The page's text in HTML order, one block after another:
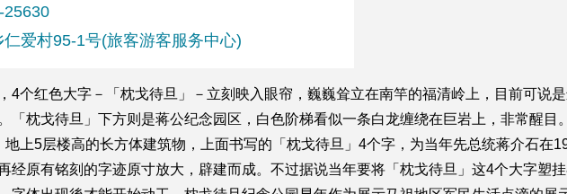
25630
爱村95-1号(旅客游客服务中心)
4个红色大字－「枕戈待旦」－立刻映入眼帘，巍巍耸立在南竿的福清岭上，目前可说
「枕戈待旦」下方则是蒋公纪念园区，白色阶梯看似一条白龙缠绕在巨岩上，非常醒
地上5层楼高的长方体建筑物，上面书写的「枕戈待旦」4个字，为当年先总统蒋介石在
经原有铭刻的字迹原寸放大，辟建而成。不过据说当年要将「枕戈待旦」这4个大字塑